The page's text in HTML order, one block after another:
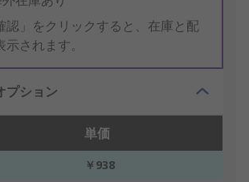
認」をクリックすると、在庫と配
されます。
プション
単価
￥938